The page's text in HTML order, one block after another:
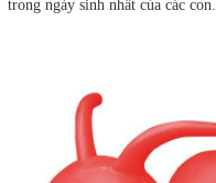
trong ngày sinh nhất của các con.